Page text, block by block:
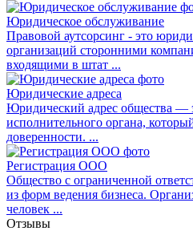
Юридическое обслуживание
Правовой аутсорсинг - это
организаций сторонними
входящими в штат ...
Юридические адреса
Юридический адрес общества —
исполнительного органа,
доверенности. ...
Регистрация ООО
Общество с ограниченной
из форм ведения бизнеса.
человек ...
Отзывы